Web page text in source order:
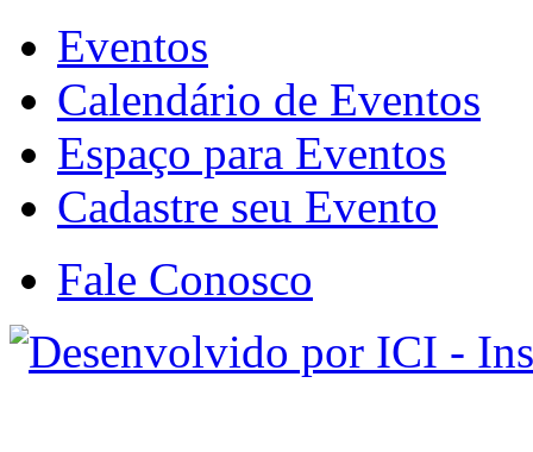
Eventos
Calendário de Eventos
Espaço para Eventos
Cadastre seu Evento
Fale Conosco